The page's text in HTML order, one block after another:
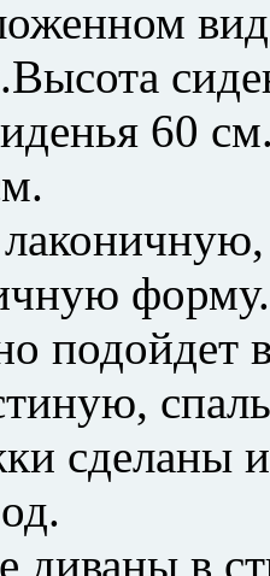
60
форму.
подойдет
сделаны
диваны в